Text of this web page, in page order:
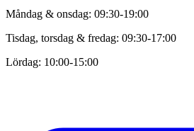
Måndag & onsdag: 09:30-19:00
Tisdag, torsdag & fredag: 09:30-17:00
Lördag: 10:00-15:00